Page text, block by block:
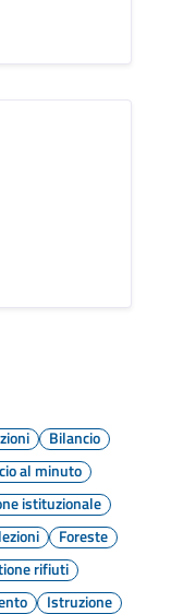
Bilancio
al minuto
istituzionale
Foreste
rifiuti
Istruzione